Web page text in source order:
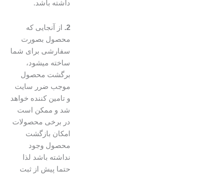
داشته باشد.
از آنجایی که
محصول بصورت
سفارشی برای شما
ساخته میشود،
برگشت محصول
موجب ضرر سایت
و تامین کننده خواهد
شد و ممکن است
در برخی محصولات
امکان بازگشت
محصول وجود
نداشته باشد لذا
حتما پیش از ثبت